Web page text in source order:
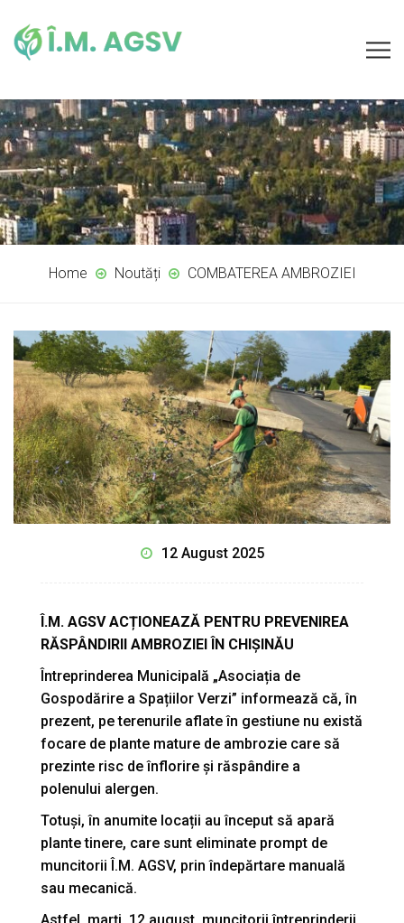
Home Noutăți COMBATEREA AMBROZIEI
12 August 2025
Î.M. AGSV ACȚIONEAZĂ PENTRU PREVENIREA
RĂSPÂNDIRII AMBROZIEI ÎN CHIȘINĂU
Întreprinderea Municipală „Asociația de
Gospodărire a Spațiilor Verzi” informează că, în
prezent, pe terenurile aflate în gestiune nu există
focare de plante mature de ambrozie care să
prezinte risc de înflorire și răspândire a
polenului alergen.
Totuși, în anumite locații au început să apară
plante tinere, care sunt eliminate prompt de
muncitorii Î.M. AGSV, prin îndepărtare manuală
sau mecanică.